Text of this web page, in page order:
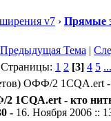
v7 › Прямые
Предыдущая Тема |
Страницы: 1 2 [3] 4 5 ...
ОФФ/2 1CQA.ert -
1CQA.ert - кто
- 16. Ноября 2006 ::